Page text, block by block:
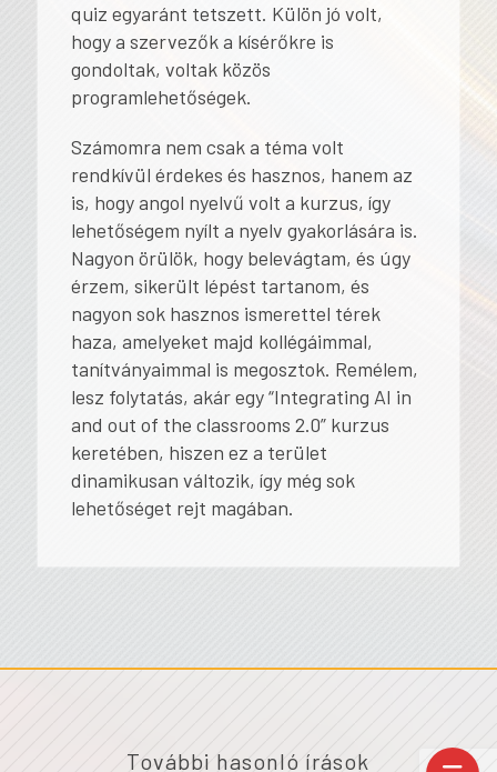
quiz egyaránt tetszett. Külön jó volt,
hogy a szervezők a kísérőkre is
gondoltak, voltak közös
programlehetőségek.
Számomra nem csak a téma volt
rendkívül érdekes és hasznos, hanem az
is, hogy angol nyelvű volt a kurzus, így
lehetőségem nyílt a nyelv gyakorlására is.
Nagyon örülök, hogy belevágtam, és úgy
érzem, sikerült lépést tartanom, és
nagyon sok hasznos ismerettel térek
haza, amelyeket majd kollégáimmal,
tanítványaimmal is megosztok. Remélem,
lesz folytatás, akár egy “Integrating AI in
and out of the classrooms 2.0” kurzus
keretében, hiszen ez a terület
dinamikusan változik, így még sok
lehetőséget rejt magában.
További hasonló írások